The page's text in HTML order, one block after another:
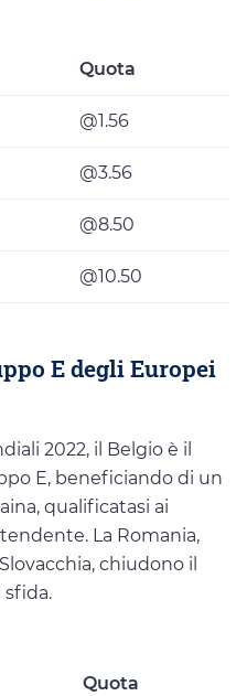
Quota
@1.56
@3.56
@8.50
@10.50
E degli Europei
2022, il Belgio è il
E, beneficiando di un
qualificatasi ai
La Romania,
chiudono il
Quota